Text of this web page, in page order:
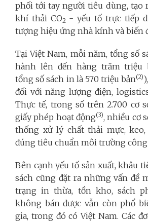
phối tới tay người tiêu dùng, tạo
khí thải CO2 - yếu tố trực tiếp
tượng hiệu ứng nhà kính và biến
Tại Việt Nam, mỗi năm, tổng số
hành lên đến hàng trăm triệu
tổng số sách in là 570 triệu bản(2)
đối với năng lượng điện,
Thực tế, trong số trên 2.700 cơ
giấy phép hoạt động(3), nhiều cơ
thống xử lý chất thải mực,
đúng tiêu chuẩn môi trường
Bên cạnh yếu tố sản xuất, khâu
sách cũng đặt ra những vấn đề
trạng in thừa, tồn kho, sách
không bán được vẫn còn phổ
gia, trong đó có Việt Nam. Các